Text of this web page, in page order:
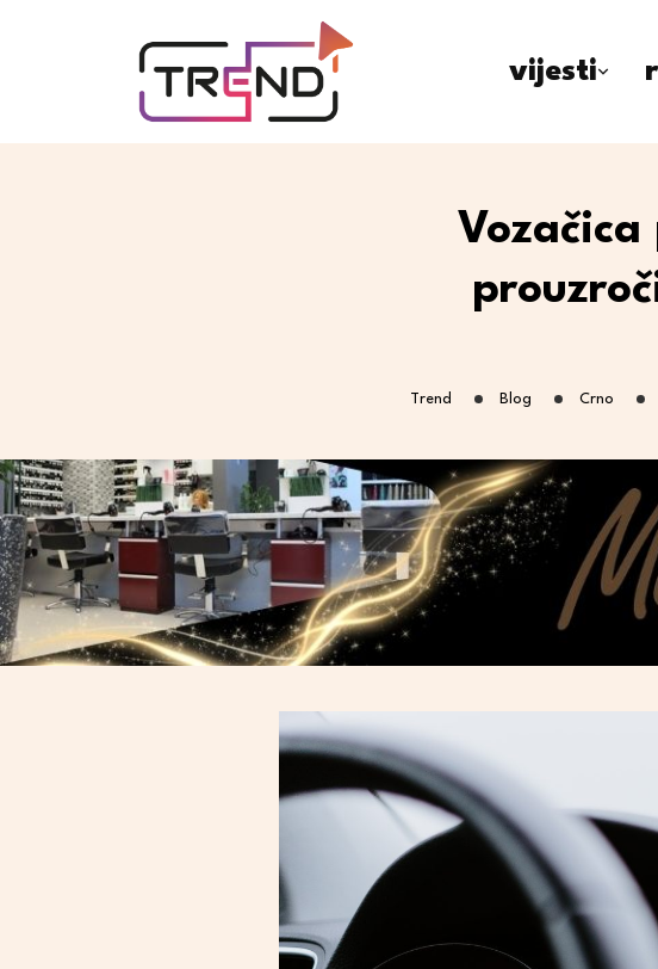
vijesti
Trend Blog Crno